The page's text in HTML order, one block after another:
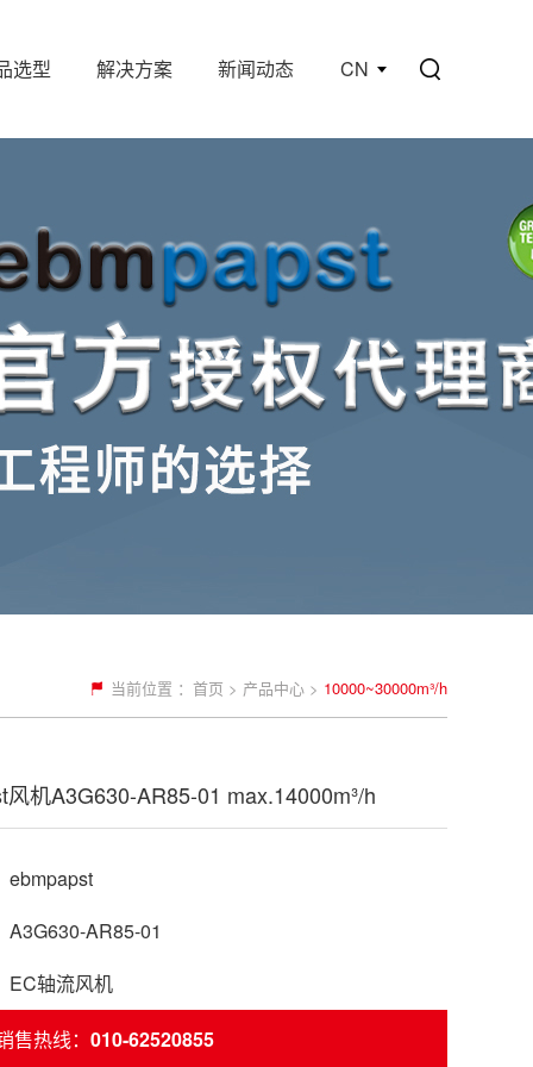
CN
选型 解决方案 新闻动态
当前位置 ： 首页 > 产品中心 > 10000~30000m³/h
机A3G630-AR85-01 max.14000m³/h
ebmpapst
A3G630-AR85-01
EC轴流风机
售热线： 010-62520855